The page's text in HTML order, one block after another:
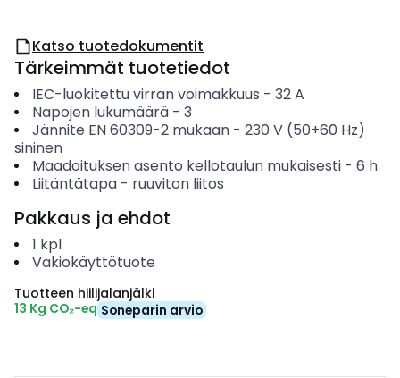
Katso tuotedokumentit
Tärkeimmät tuotetiedot
IEC-luokitettu virran voimakkuus - 32A
Napojen lukumäärä- 3
Jännite EN 60309-2 mukaan- 230 V (50+60 Hz)
sininen
Maadoituksen asento kellotaulun mukaisesti- 6 h
Liitäntätapa- ruuviton liitos
Pakkaus ja ehdot
1 kpl
Vakiokäyttötuote
Tuotteen hiilijalanjälki
13 Kg CO₂-eq Soneparin arvio